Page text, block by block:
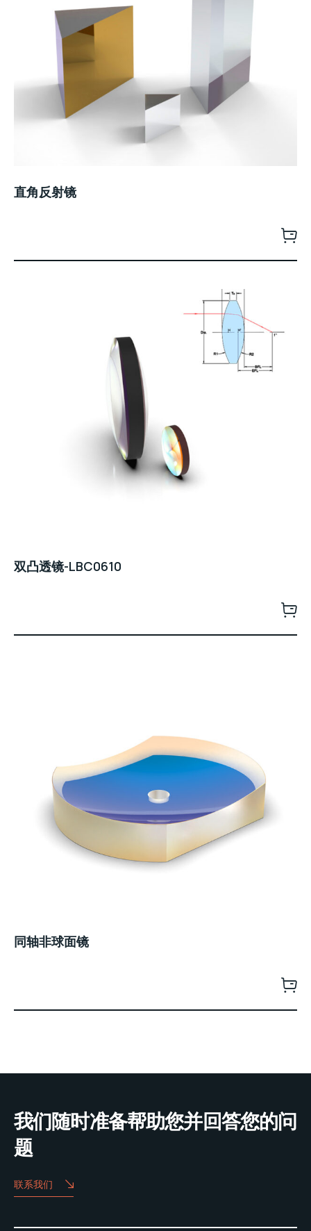
直角反射镜
双凸透镜-LBC0610
同轴非球面镜
我们随时准备帮助您并回答您的问
题
联系我们